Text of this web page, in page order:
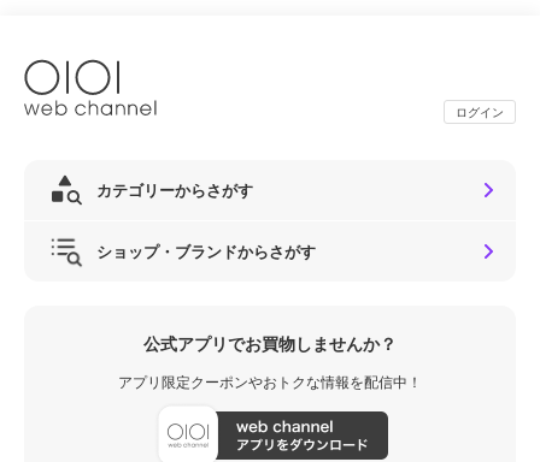
ログイン
カテゴリーからさがす
ショップ・ブランドからさがす
公式アプリでお買物しませんか？
アプリ限定クーポンやおトクな情報を配信中！